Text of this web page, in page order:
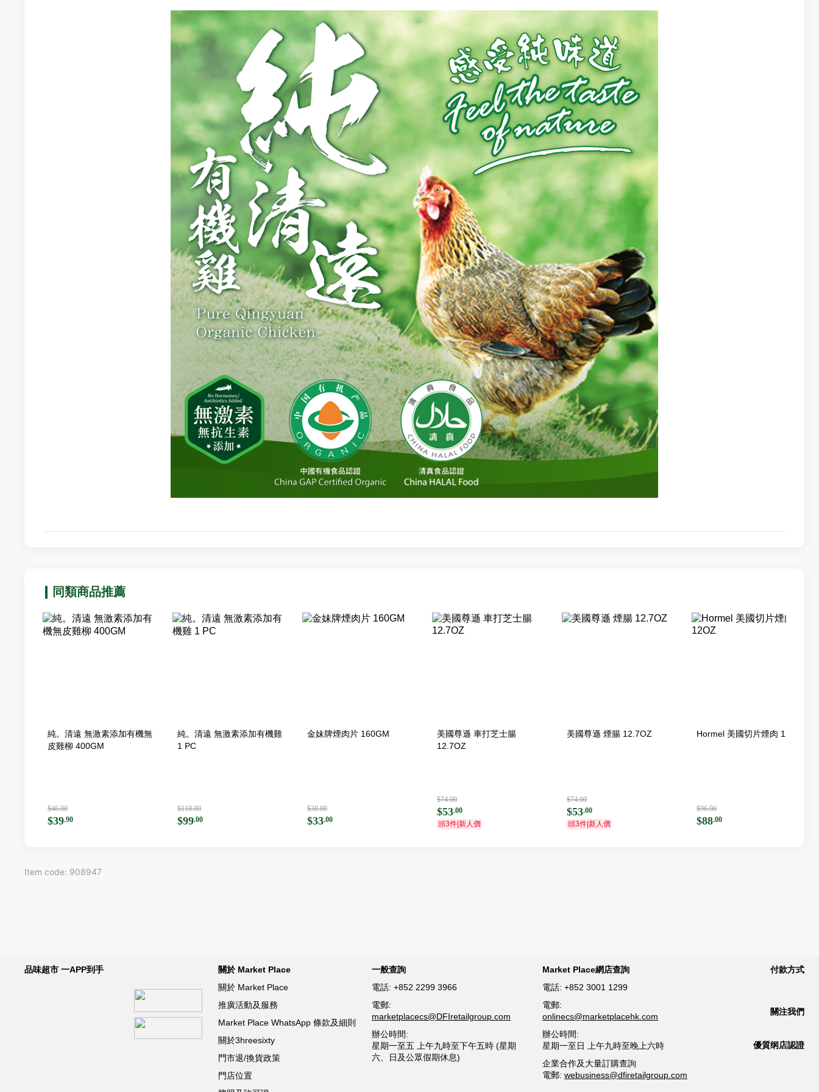
同類商品推薦
純。清遠 無激素添加有機無
皮雞柳 400GM
$46.00
$39.90
純。清遠 無激素添加有機雞
1 PC
$110.00
$99.00
金妹牌煙肉片 160GM
$38.00
$33.00
美國尊遜 車打芝士腸
12.7OZ
$74.00
$53.00
頭3件|新人價
美國尊遜 煙腸 12.7OZ
$74.00
$53.00
頭3件|新人價
Hormel 美國切片煙肉 12OZ
$96.00
$88.00
Item code: 908947
品味超市 一APP到手
關於 Market Place
關於 Market Place
推廣活動及服務
Market Place WhatsApp 條款及細則
關於3hreesixty
門市退/換貨政策
門店位置
一般查詢
電話: +852 2299 3966
電郵:
marketplacecs@DFIretailgroup.com
辦公時間:
星期一至五 上午九時至下午五時 (星期
六、日及公眾假期休息)
Market Place網店查詢
電話: +852 3001 1299
電郵:
onlinecs@marketplacehk.com
辦公時間:
星期一至日 上午九時至晚上六時
企業合作及大量訂購查詢
電郵: webusiness@dfiretailgroup.com
付款方式
關注我們
優質纲店認證